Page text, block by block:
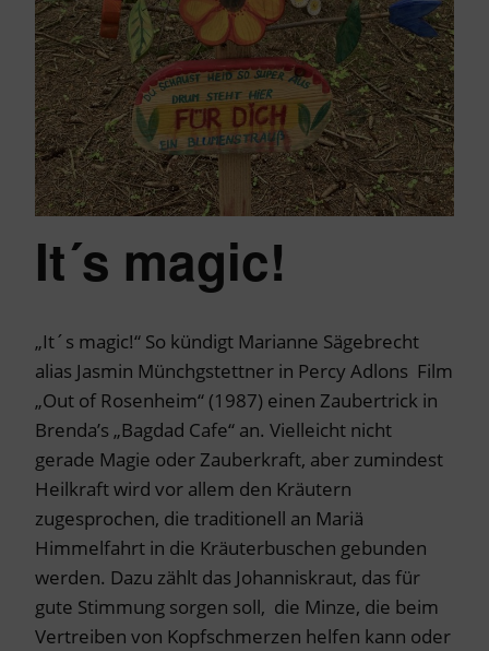
It´s magic!
„It´s magic!“ So kündigt Marianne Sägebrecht
alias Jasmin Münchgstettner in Percy Adlons Film
„Out of Rosenheim“ (1987) einen Zaubertrick in
Brenda’s „Bagdad Cafe“ an. Vielleicht nicht
gerade Magie oder Zauberkraft, aber zumindest
Heilkraft wird vor allem den Kräutern
zugesprochen, die traditionell an Mariä
Himmelfahrt in die Kräuterbuschen gebunden
werden. Dazu zählt das Johanniskraut, das für
gute Stimmung sorgen soll, die Minze, die beim
Vertreiben von Kopfschmerzen helfen kann oder